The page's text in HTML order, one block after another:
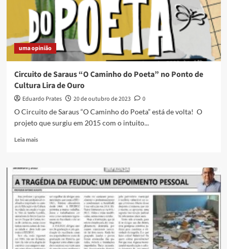
uma opinião
Circuito de Saraus “O Caminho do Poeta” no Ponto de
Cultura Lira de Ouro
Eduardo Prates 20 de outubro de 2023
0
O Circuito de Saraus “O Caminho do Poeta” está de volta! O
projeto que surgiu em 2015 com o intuito...
Leia maisRead
Circuito
de
Saraus
“O
Caminho
do
Poeta”
no
Ponto